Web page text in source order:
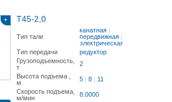
+ Т45-2,0
Тип тали
канатная |
передвижная |
электрическая
Тип передачи
редуктор
Грузоподъемность,
т
2
Высота подъема ,
м
5 | 8 | 11
Скорость подъема,
м/мин
8.0000